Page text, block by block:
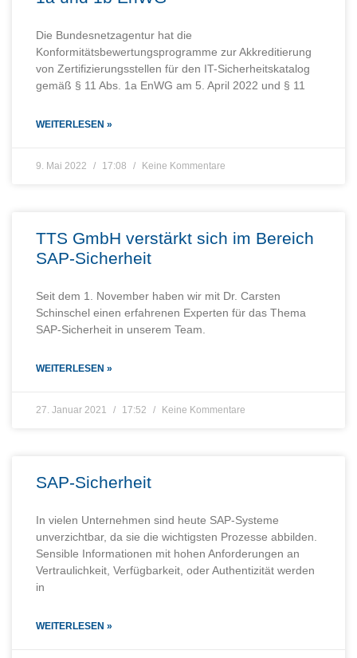
Die Bundesnetzagentur hat die
Konformitätsbewertungsprogramme zur Akkreditierung
von Zertifizierungsstellen für den IT-Sicherheitskatalog
gemäß § 11 Abs. 1a EnWG am 5. April 2022 und § 11
WEITERLESEN »
9. Mai 2022 17:08 Keine Kommentare
TTS GmbH verstärkt sich im Bereich
SAP-Sicherheit
Seit dem 1. November haben wir mit Dr. Carsten
Schinschel einen erfahrenen Experten für das Thema
SAP-Sicherheit in unserem Team.
WEITERLESEN »
27. Januar 2021 17:52 Keine Kommentare
SAP-Sicherheit
In vielen Unternehmen sind heute SAP-Systeme
unverzichtbar, da sie die wichtigsten Prozesse abbilden.
Sensible Informationen mit hohen Anforderungen an
Vertraulichkeit, Verfügbarkeit, oder Authentizität werden
in
WEITERLESEN »